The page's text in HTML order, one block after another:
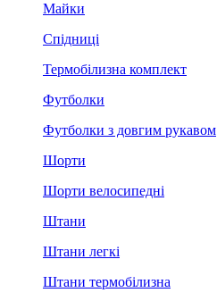
Майки
Спідниці
Термобілизна комплект
Футболки
Футболки з довгим рукавом
Шорти
Шорти велосипедні
Штани
Штани легкі
Штани термобілизна